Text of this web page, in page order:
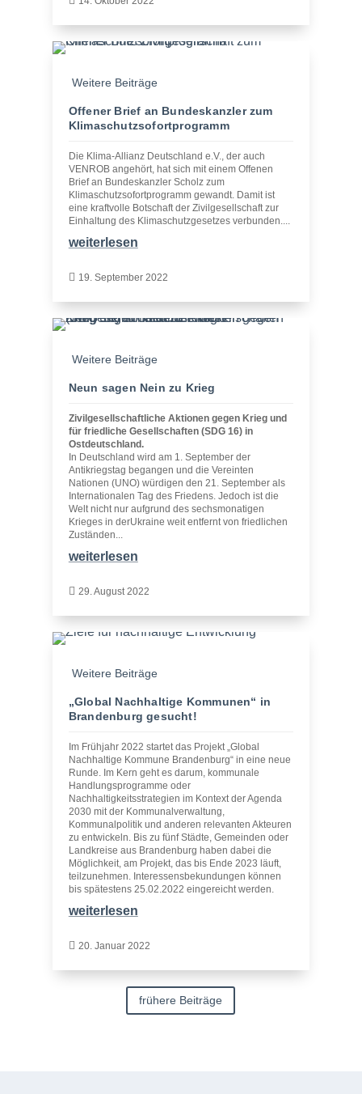
Weitere Beiträge
Offener Brief an Bundeskanzler zum
Klimaschutzsofortprogramm
Die Klima-Allianz Deutschland e.V., der auch
VENROB angehört, hat sich mit einem Offenen
Brief an Bundeskanzler Scholz zum
Klimaschutzsofortprogramm gewandt. Damit ist
eine kraftvolle Botschaft der Zivilgesellschaft zur
Einhaltung des Klimaschutzgesetzes verbunden....
weiterlesen
 19. September 2022
Weitere Beiträge
Neun sagen Nein zu Krieg
Zivilgesellschaftliche Aktionen gegen Krieg und
für friedliche Gesellschaften (SDG 16) in
Ostdeutschland.
In Deutschland wird am 1. September der
Antikriegstag begangen und die Vereinten
Nationen (UNO) würdigen den 21. September als
Internationalen Tag des Friedens. Jedoch ist die
Welt nicht nur aufgrund des sechsmonatigen
Krieges in derUkraine weit entfernt von friedlichen
Zuständen...
weiterlesen
 29. August 2022
Weitere Beiträge
„Global Nachhaltige Kommunen“ in
Brandenburg gesucht!
Im Frühjahr 2022 startet das Projekt „Global
Nachhaltige Kommune Brandenburg“ in eine neue
Runde. Im Kern geht es darum, kommunale
Handlungsprogramme oder
Nachhaltigkeitsstrategien im Kontext der Agenda
2030 mit der Kommunalverwaltung,
Kommunalpolitik und anderen relevanten Akteuren
zu entwickeln. Bis zu fünf Städte, Gemeinden oder
Landkreise aus Brandenburg haben dabei die
Möglichkeit, am Projekt, das bis Ende 2023 läuft,
teilzunehmen. Interessensbekundungen können
bis spätestens 25.02.2022 eingereicht werden.
weiterlesen
 20. Januar 2022
frühere Beiträge